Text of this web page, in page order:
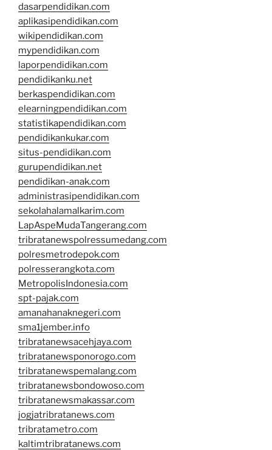
dasarpendidikan.com
aplikasipendidikan.com
wikipendidikan.com
mypendidikan.com
laporpendidikan.com
pendidikanku.net
berkaspendidikan.com
elearningpendidikan.com
statistikapendidikan.com
pendidikankukar.com
situs-pendidikan.com
gurupendidikan.net
pendidikan-anak.com
administrasipendidikan.com
sekolahalamalkarim.com
LapAspeMudaTangerang.com
tribratanewspolressumedang.com
polresmetrodepok.com
polresserangkota.com
MetropolisIndonesia.com
spt-pajak.com
amanahanaknegeri.com
sma1jember.info
tribratanewsacehjaya.com
tribratanewsponorogo.com
tribratanewspemalang.com
tribratanewsbondowoso.com
tribratanewsmakassar.com
jogjatribratanews.com
tribratametro.com
kaltimtribratanews.com